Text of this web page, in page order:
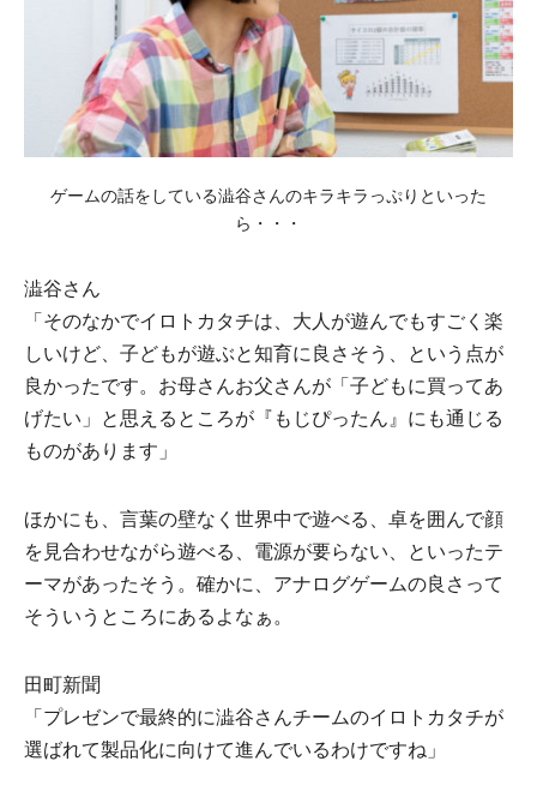
ゲームの話をしている澁⾕さんのキラキラっぷりといった
ら・・・
澁⾕さん
「そのなかでイロトカタチは、⼤⼈が遊んでもすごく楽
しいけど、⼦どもが遊ぶと知育に良さそう、という点が
良かったです。お⺟さんお⽗さんが「⼦どもに買ってあ
げたい」と思えるところが『もじぴったん』にも通じる
ものがあります」
ほかにも、言葉の壁なく世界中で遊べる、卓を囲んで顔
を⾒合わせながら遊べる、電源が要らない、といったテ
ーマがあったそう。確かに、アナログゲームの良さって
そういうところにあるよなぁ。
⽥町新聞
「プレゼンで最終的に澁⾕さんチームのイロトカタチが
選ばれて製品化に向けて進んでいるわけですね」